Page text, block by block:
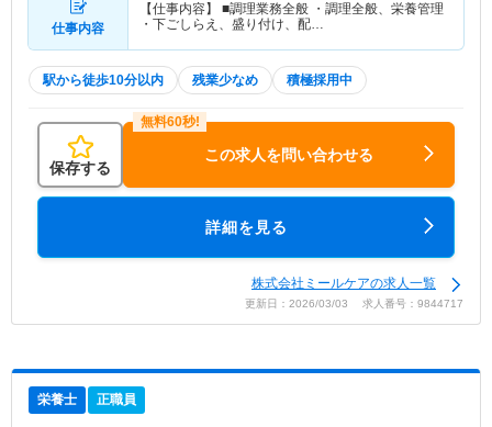
仕事内容
【仕事内容】 ■調理業務全般 ・調理全般、栄養管理
・下ごしらえ、盛り付け、配…
駅から徒歩10分以内 残業少なめ 積極採用中
保存する
この求人を問い合わせる
詳細を見る
株式会社ミールケアの求人一覧
更新日：2026/03/03 求人番号：9844717
栄養士 正職員